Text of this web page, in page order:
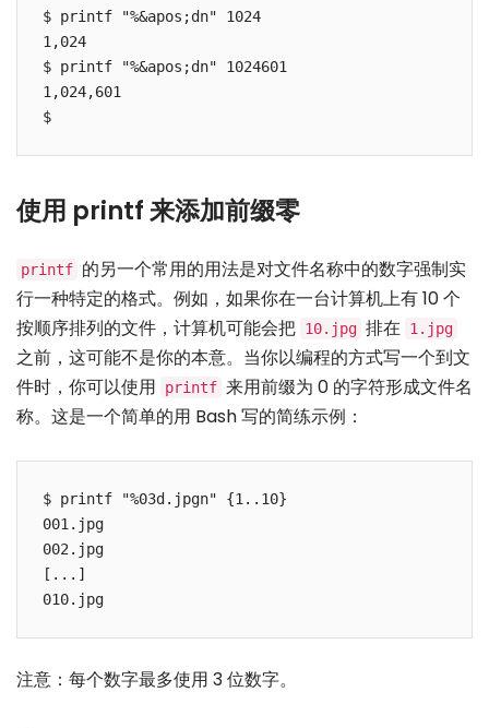
$ printf "%&apos;dn" 1024
1,024
$ printf "%&apos;dn" 1024601
1,024,601
使用 printf 来添加前缀零
printf 的另一个常用的用法是对文件名称中的数字强制实
行一种特定的格式。例如，如果你在一台计算机上有 10 个
按顺序排列的文件，计算机可能会把 10.jpg 排在 1.jpg
之前，这可能不是你的本意。当你以编程的方式写一个到文
件时，你可以使用
printf 来用前缀为 0 的字符形成文件名
称。这是一个简单的用 Bash 写的简练示例：
$ printf "%03d.jpgn" {1..10}
001.jpg
002.jpg
[...]
注意：每个数字最多使用 3 位数字。